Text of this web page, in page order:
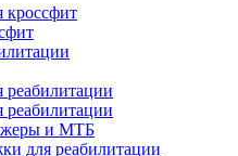
кроссфит
реабилитации
реабилитации
и МТБ
для реабилитации